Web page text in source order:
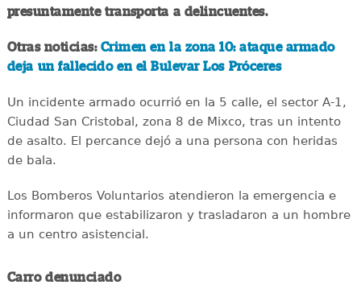
presuntamente transporta a delincuentes.
Otras noticias: Crimen en la zona 10: ataque armado
deja un fallecido en el Bulevar Los Próceres
Un incidente armado ocurrió en la 5 calle, el sector A-1,
Ciudad San Cristobal, zona 8 de Mixco, tras un intento
de asalto. El percance dejó a una persona con heridas
de bala.
Los Bomberos Voluntarios atendieron la emergencia e
informaron que estabilizaron y trasladaron a un hombre
a un centro asistencial.
Carro denunciado